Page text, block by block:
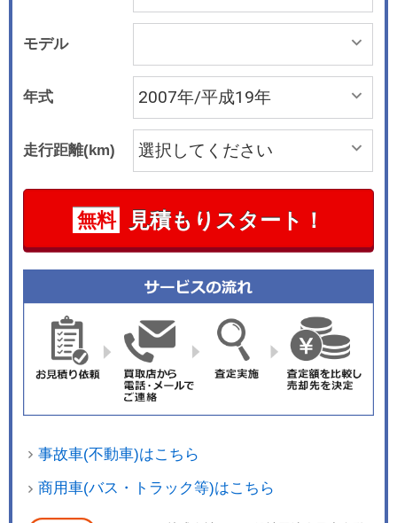
モデル
年式
走行距離(km)
無料 見積もりスタート！
事故車(不動車)はこちら
商用車(バス・トラック等)はこちら